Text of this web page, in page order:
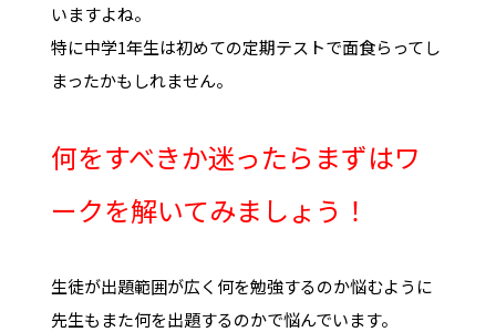
いますよね。
特に中学1年生は初めての定期テストで面食らってし
まったかもしれません。
何をすべきか迷ったらまずはワ
ークを解いてみましょう！
生徒が出題範囲が広く何を勉強するのか悩むように
先生もまた何を出題するのかで悩んでいます。